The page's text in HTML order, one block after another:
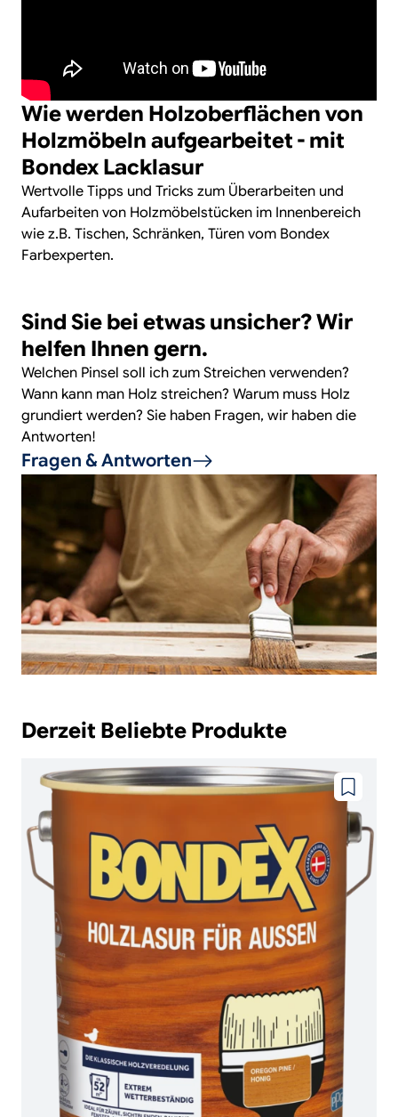
Wie werden Holzoberflächen von
Holzmöbeln aufgearbeitet - mit
Bondex Lacklasur
Wertvolle Tipps und Tricks zum Überarbeiten und
Aufarbeiten von Holzmöbelstücken im Innenbereich
wie z.B. Tischen, Schränken, Türen vom Bondex
Farbexperten.
Sind Sie bei etwas unsicher? Wir
helfen Ihnen gern.
Welchen Pinsel soll ich zum Streichen verwenden?
Wann kann man Holz streichen? Warum muss Holz
grundiert werden? Sie haben Fragen, wir haben die
Antworten!
Fragen & Antworten
Derzeit Beliebte Produkte
Zu